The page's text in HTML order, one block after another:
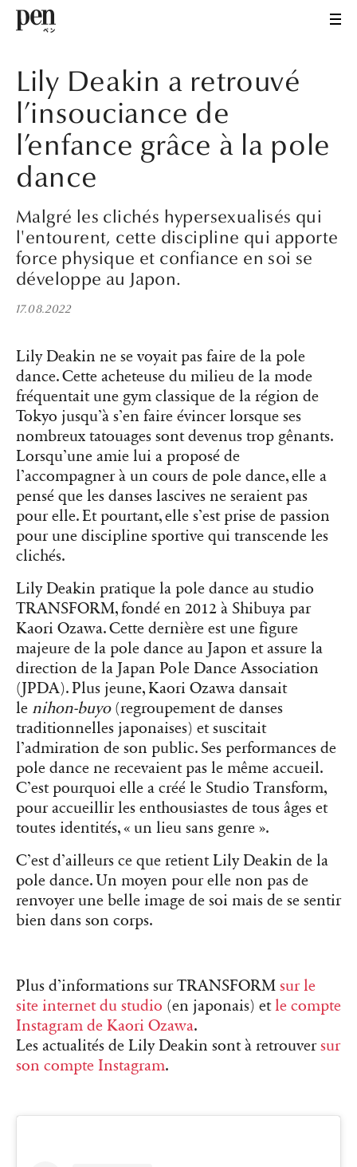
Lily Deakin a retrouvé
l’insouciance de
l’enfance grâce à la pole
dance
Malgré les clichés hypersexualisés qui
l'entourent, cette discipline qui apporte
force physique et confiance en soi se
développe au Japon.
17.08.2022
Lily Deakin ne se voyait pas faire de la pole
dance. Cette acheteuse du milieu de la mode
fréquentait une gym classique de la région de
Tokyo jusqu’à s’en faire évincer lorsque ses
nombreux tatouages sont devenus trop gênants.
Lorsqu’une amie lui a proposé de
l’accompagner à un cours de pole dance, elle a
pensé que les danses lascives ne seraient pas
pour elle. Et pourtant, elle s’est prise de passion
pour une discipline sportive qui transcende les
clichés.
Lily Deakin pratique la pole dance au studio
TRANSFORM, fondé en 2012 à Shibuya par
Kaori Ozawa. Cette dernière est une figure
majeure de la pole dance au Japon et assure la
direction de la Japan Pole Dance Association
(JPDA). Plus jeune, Kaori Ozawa dansait
le nihon-buyo(regroupement de danses
traditionnelles japonaises) et suscitait
l’admiration de son public. Ses performances de
pole dance ne recevaient pas le même accueil.
C’est pourquoi elle a créé le Studio Transform,
pour accueillir les enthousiastes de tous âges et
toutes identités, « un lieu sans genre ».
C’est d’ailleurs ce que retient Lily Deakin de la
pole dance. Un moyen pour elle non pas de
renvoyer une belle image de soi mais de se sentir
bien dans son corps.
Plus d’informations sur TRANSFORM sur le
site internet du studio (en japonais) etle compte
Instagram de Kaori Ozawa.
Les actualités de Lily Deakin sont à retrouversur
son compte Instagram.